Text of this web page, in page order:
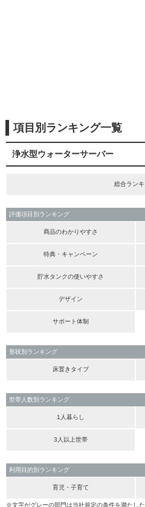
項目別ランキング一覧
浄水型ウォーターサーバー
総合ラン
評価項目別ランキング
商品のわかりやすさ
特典・キャンペーン
貯水タンクの使いやすさ
デザイン
サポート体制
形状別ランキング
床置きタイプ
世帯人数別ランキング
1人暮らし
3人以上世帯
利用目的別ランキング
育児・子育て
※文字がグレーの部門は当社規定の条件を満たし